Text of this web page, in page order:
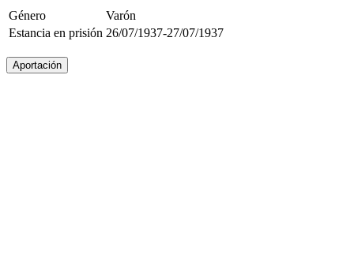
Género
Varón
Estancia en prisión 26/07/1937-27/07/1937